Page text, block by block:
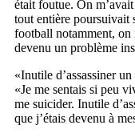
était foutue. On
tout entière poursuivait
football notamment, on
devenu un problème
«Inutile d’assassiner
«Je me sentais si peu
me suicider. Inutile
que j’étais devenu à